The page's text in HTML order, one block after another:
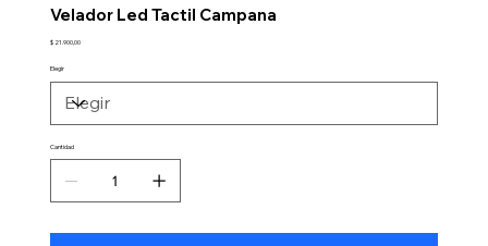
Velador Led Tactil Campana
Precio
$ 21.900,00
Elegir
Cantidad